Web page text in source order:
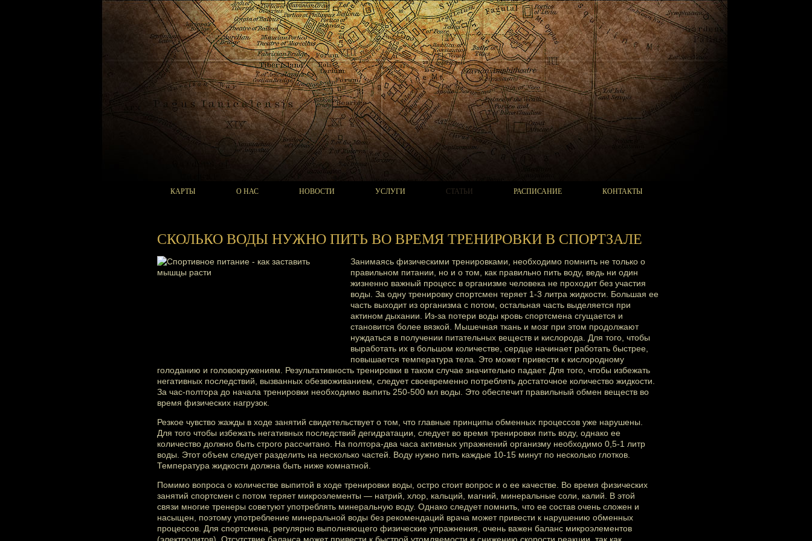
КАРТЫ О НАС НОВОСТИ УСЛУГИ СТАТЬИ РАСПИСАНИЕ КОНТАКТЫ
СКОЛЬКО ВОДЫ НУЖНО ПИТЬ ВО ВРЕМЯ ТРЕНИРОВКИ В СПОРТЗАЛЕ
Занимаясь физическими тренировками , необходимо помнить не только о
правильном питании, но и о том, как правильно пить воду, ведь ни один
жизненно важный процесс в организме человека не проходит без участия
воды. За одну тренировку спортсмен теряет 1-3 литра жидкости. Большая ее
часть выходит из организма с потом, остальная часть выделяется при
актином дыхании. Из-за потери воды кровь спортсмена сгущается и
становится более вязкой. Мышечная ткань и мозг при этом продолжают
нуждаться в получении питательных веществ и кислорода. Для того, чтобы
выработать их в большом количестве, сердце начинает работать быстрее,
повышается температура тела. Это может привести к кислородному
голоданию и головокружениям. Результативность тренировки в таком случае значительно падает. Для того, чтобы избежать
негативных последствий, вызванных обезвоживанием, следует своевременно потреблять достаточное количество жидкости.
За час-полтора до начала тренировки необходимо выпить 250-500 мл воды. Это обеспечит правильный обмен веществ во
время физических нагрузок.
Резкое чувство жажды в ходе занятий свидетельствует о том, что главные принципы обменных процессов уже нарушены.
Для того чтобы избежать негативных последствий дегидратации, следует во время тренировки пить воду, однако ее
количество должно быть строго рассчитано. На полтора-два часа активных упражнений организму необходимо 0,5-1 литр
воды. Этот объем следует разделить на несколько частей. Воду нужно пить каждые 10-15 минут по несколько глотков.
Температура жидкости должна быть ниже комнатной.
Помимо вопроса о количестве выпитой в ходе тренировки воды, остро стоит вопрос и о ее качестве. Во время физических
занятий спортсмен с потом теряет микроэлементы — натрий, хлор, кальций, магний, минеральные соли, калий. В этой
связи многие тренеры советуют употреблять минеральную воду. Однако следует помнить, что ее состав очень сложен и
насыщен, поэтому употребление минеральной воды без рекомендаций врача может привести к нарушению обменных
процессов. Для спортсмена, регулярно выполняющего физические упражнения, очень важен баланс микроэлементов